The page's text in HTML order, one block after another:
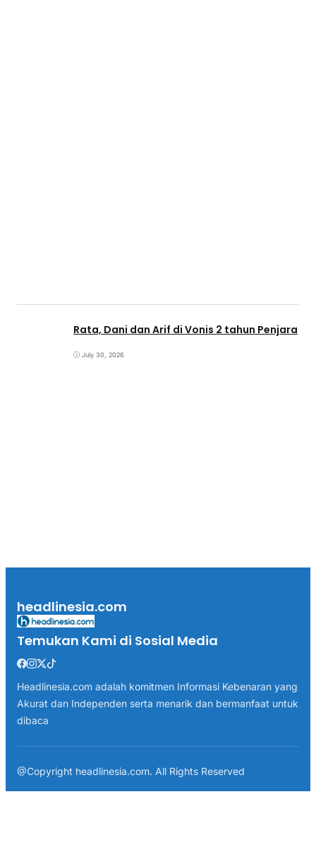
Rata, Dani dan Arif di Vonis 2 tahun Penjara
July 30, 2026
headlinesia.com
Temukan Kami di Sosial Media
Headlinesia.com adalah komitmen Informasi Kebenaran yang
Akurat dan Independen serta menarik dan bermanfaat untuk
dibaca
@Copyright headlinesia.com. All Rights Reserved